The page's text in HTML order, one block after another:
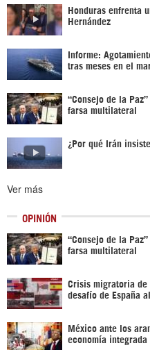
Honduras enfrenta
Hernández
Informe:
tras meses en el
“Consejo de la
farsa multilateral
¿Por qué Irán
Ver más
OPINIÓN
“Consejo de la
farsa multilateral
Crisis migratoria de
desafío de España
México ante los
economía integrada